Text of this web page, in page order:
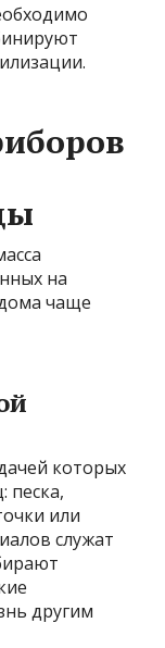
на
чаще
которых
песка,
или
служат
другим